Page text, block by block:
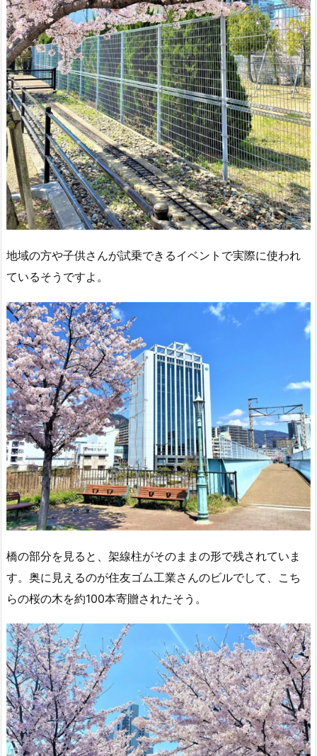
地域の方や子供さんが試乗できるイベントで実際に使われ
ているそうですよ。
橋の部分を見ると、架線柱がそのままの形で残されていま
す。奥に見えるのが住友ゴム工業さんのビルでして、こち
らの桜の木を約100本寄贈されたそう。